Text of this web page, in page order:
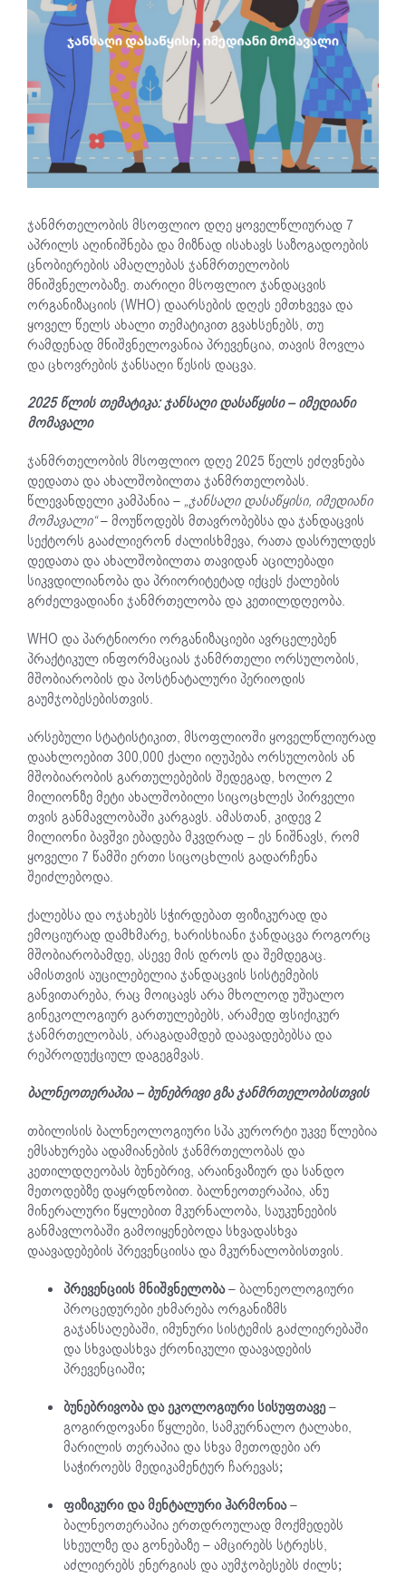
ჯანმრთელობის მსოფლიო დღე ყოველწლიურად 7
აპრილს აღინიშნება და მიზნად ისახავს საზოგადოების
ცნობიერების ამაღლებას ჯანმრთელობის
მნიშვნელობაზე. თარიღი მსოფლიო ჯანდაცვის
ორგანიზაციის (WHO) დაარსების დღეს ემთხვევა და
ყოველ წელს ახალი თემატიკით გვახსენებს, თუ
რამდენად მნიშვნელოვანია პრევენცია, თავის მოვლა
და ცხოვრების ჯანსაღი წესის დაცვა.
2025 წლის თემატიკა: ჯანსაღი დასაწყისი – იმედიანი
მომავალი
ჯანმრთელობის მსოფლიო დღე 2025 წელს ეძღვნება
დედათა და ახალშობილთა ჯანმრთელობას.
წლევანდელი კამპანია – „ჯანსაღი დასაწყისი, იმედიანი
მომავალი“– მოუწოდებს მთავრობებსა და ჯანდაცვის
სექტორს გააძლიერონ ძალისხმევა, რათა დასრულდეს
დედათა და ახალშობილთა თავიდან აცილებადი
სიკვდილიანობა და პრიორიტეტად იქცეს ქალების
გრძელვადიანი ჯანმრთელობა და კეთილდღეობა.
WHO და პარტნიორი ორგანიზაციები ავრცელებენ
პრაქტიკულ ინფორმაციას ჯანმრთელი ორსულობის,
მშობიარობის და პოსტნატალური პერიოდის
გაუმჯობესებისთვის.
არსებული სტატისტიკით, მსოფლიოში ყოველწლიურად
დაახლოებით 300,000 ქალი იღუპება ორსულობის ან
მშობიარობის გართულებების შედეგად, ხოლო 2
მილიონზე მეტი ახალშობილი სიცოცხლეს პირველი
თვის განმავლობაში კარგავს. ამასთან, კიდევ 2
მილიონი ბავშვი ებადება მკვდრად – ეს ნიშნავს, რომ
ყოველი 7 წამში ერთი სიცოცხლის გადარჩენა
შეიძლებოდა.
ქალებსა და ოჯახებს სჭირდებათ ფიზიკურად და
ემოციურად დამხმარე, ხარისხიანი ჯანდაცვა როგორც
მშობიარობამდე, ასევე მის დროს და შემდეგაც.
ამისთვის აუცილებელია ჯანდაცვის სისტემების
განვითარება, რაც მოიცავს არა მხოლოდ უშუალო
გინეკოლოგიურ გართულებებს, არამედ ფსიქიკურ
ჯანმრთელობას, არაგადამდებ დაავადებებსა და
რეპროდუქციულ დაგეგმვას.
ბალნეოთერაპია – ბუნებრივი გზა ჯანმრთელობისთვის
თბილისის ბალნეოლოგიური სპა კურორტი უკვე წლებია
ემსახურება ადამიანების ჯანმრთელობას და
კეთილდღეობას ბუნებრივ, არაინვაზიურ და სანდო
მეთოდებზე დაყრდნობით. ბალნეოთერაპია, ანუ
მინერალური წყლებით მკურნალობა, საუკუნეების
განმავლობაში გამოიყენებოდა სხვადასხვა
დაავადებების პრევენციისა და მკურნალობისთვის.
პრევენციის მნიშვნელობა– ბალნეოლოგიური
პროცედურები ეხმარება ორგანიზმს
გაჯანსაღებაში, იმუნური სისტემის გაძლიერებაში
და სხვადასხვა ქრონიკული დაავადების
პრევენციაში;
ბუნებრივობა და ეკოლოგიური სისუფთავე–
გოგირდოვანი წყლები, სამკურნალო ტალახი,
მარილის თერაპია და სხვა მეთოდები არ
საჭიროებს მედიკამენტურ ჩარევას;
ფიზიკური და მენტალური ჰარმონია–
ბალნეოთერაპია ერთდროულად მოქმედებს
სხეულზე და გონებაზე – ამცირებს სტრესს,
აძლიერებს ენერგიას და აუმჯობესებს ძილს;